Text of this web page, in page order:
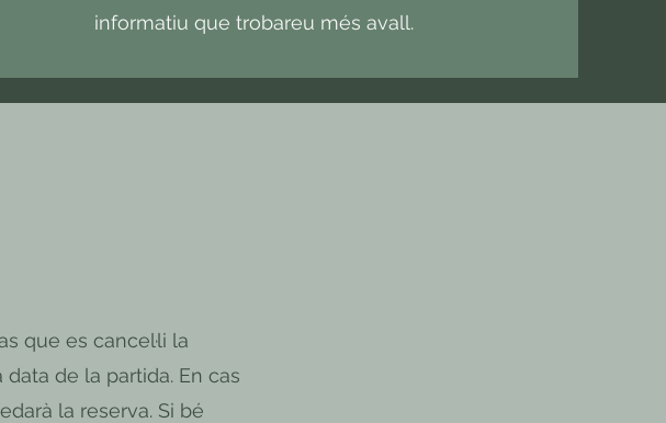
informatiu que trobareu més avall.
que es cancel·li la
de la partida. En cas
la reserva. Si bé